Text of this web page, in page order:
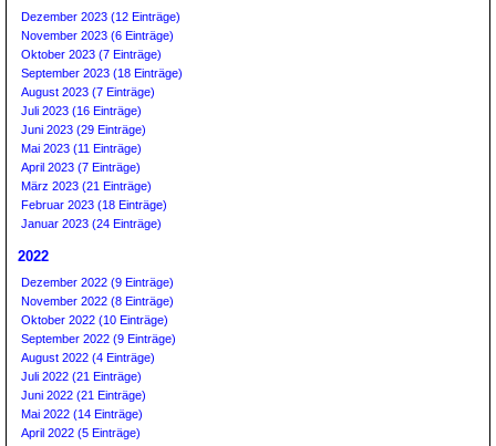
Dezember 2023 (12 Einträge)
November 2023 (6 Einträge)
Oktober 2023 (7 Einträge)
September 2023 (18 Einträge)
August 2023 (7 Einträge)
Juli 2023 (16 Einträge)
Juni 2023 (29 Einträge)
Mai 2023 (11 Einträge)
April 2023 (7 Einträge)
März 2023 (21 Einträge)
Februar 2023 (18 Einträge)
Januar 2023 (24 Einträge)
2022
Dezember 2022 (9 Einträge)
November 2022 (8 Einträge)
Oktober 2022 (10 Einträge)
September 2022 (9 Einträge)
August 2022 (4 Einträge)
Juli 2022 (21 Einträge)
Juni 2022 (21 Einträge)
Mai 2022 (14 Einträge)
April 2022 (5 Einträge)